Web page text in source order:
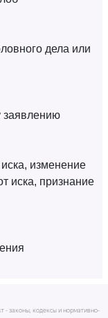
дела или
заявлению
изменение
иска, признание
- законы, кодексы и нормативно-